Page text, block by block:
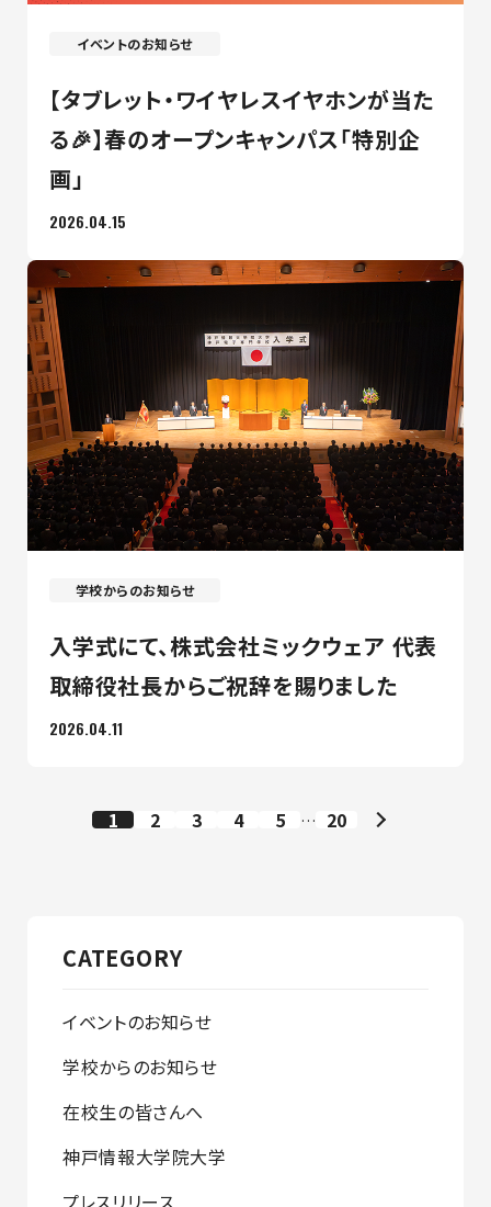
イベントのお知らせ
【タブレット・ワイヤレスイヤホンが当た
る🎉】春のオープンキャンパス「特別企
画」
2026.04.15
学校からのお知らせ
入学式にて、株式会社ミックウェア 代表
取締役社長からご祝辞を賜りました
2026.04.11
1 2 3 4 5 … 20
CATEGORY
イベントのお知らせ
学校からのお知らせ
在校生の皆さんへ
神戸情報大学院大学
プレスリリース